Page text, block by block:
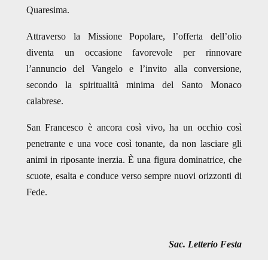
Quaresima.
Attraverso la Missione Popolare, l’offerta dell’olio
diventa un occasione favorevole per rinnovare
l’annuncio del Vangelo e l’invito alla conversione,
secondo la spiritualità minima del Santo Monaco
calabrese.
San Francesco è ancora così vivo, ha un occhio così
penetrante e una voce così tonante, da non lasciare gli
animi in riposante inerzia. È una figura dominatrice, che
scuote, esalta e conduce verso sempre nuovi orizzonti di
Fede.
Sac. Letterio Festa